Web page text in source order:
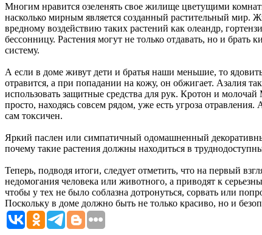
Многим нравится озеленять свое жилище цветущими
насколько мирным является созданный растительный мир.
вредному воздействию таких растений как олеандр,
бессонницу. Растения могут не только отдавать, но и
систему.
А если в доме живут дети и братья наши меньшие, то
отравится, а при попадании на кожу, он обжигает. Азалия
использовать защитные средства для рук. Кротон и
просто, находясь совсем рядом, уже есть угроза
сам токсичен.
Яркий паслен или симпатичный одомашненный
почему такие растения должны находиться в
Теперь, подводя итоги, следует отметить, что на первый
недомогания человека или животного, а приводят к
чтобы у тех не было соблазна дотронуться, сорвать или
Поскольку в доме должно быть не только красиво, но и